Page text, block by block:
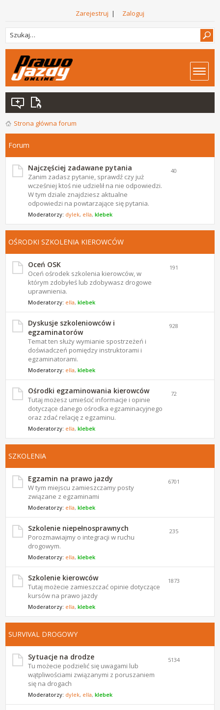
Zarejestruj | Zaloguj
Strona główna forum
Forum
Najczęściej zadawane pytania
Zanim zadasz pytanie, sprawdź czy już
wcześniej ktoś nie udzielił na nie odpowiedzi.
W tym dziale znajdziesz aktualne
odpowiedzi na powtarzające się pytania.
Moderatorzy: dylek, ella,klebek
40
OŚRODKI SZKOLENIA KIEROWCÓW
Oceń OSK
Oceń ośrodek szkolenia kierowców, w
którym zdobyłeś lub zdobywasz drogowe
uprawnienia.
Moderatorzy: ella,klebek
191
Dyskusje szkoleniowców i
egzaminatorów
Temat ten służy wymianie spostrzeżeń i
doświadczeń pomiędzy instruktorami i
egzaminatorami.
Moderatorzy: ella,klebek
928
Ośrodki egzaminowania kierowców
Tutaj możesz umieścić informacje i opinie
dotyczące danego ośrodka egzaminacyjnego
oraz zdać relację z egzaminu.
Moderatorzy: ella,klebek
72
SZKOLENIA
Egzamin na prawo jazdy
W tym miejscu zamieszczamy posty
związane z egzaminami
Moderatorzy: ella,klebek
6701
Szkolenie niepełnosprawnych
Porozmawiajmy o integracji w ruchu
drogowym.
Moderatorzy: ella,klebek
235
Szkolenie kierowców
Tutaj możecie zamieszczać opinie dotyczące
kursów na prawo jazdy
Moderatorzy: ella,klebek
1873
SURVIVAL DROGOWY
Sytuacje na drodze
Tu możecie podzielić się uwagami lub
wątpliwościami związanymi z poruszaniem
się na drogach
Moderatorzy: dylek, ella,klebek
5134